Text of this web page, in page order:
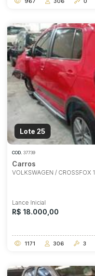
Lote 25
COD. 37739
Carros
VOLKSWAGEN / CROSSFOX
Lance Inicial
R$ 18.000,00
1171 306 3